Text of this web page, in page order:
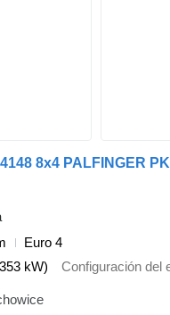
8x4 PALFINGER
Euro 4
kW) Configuración del